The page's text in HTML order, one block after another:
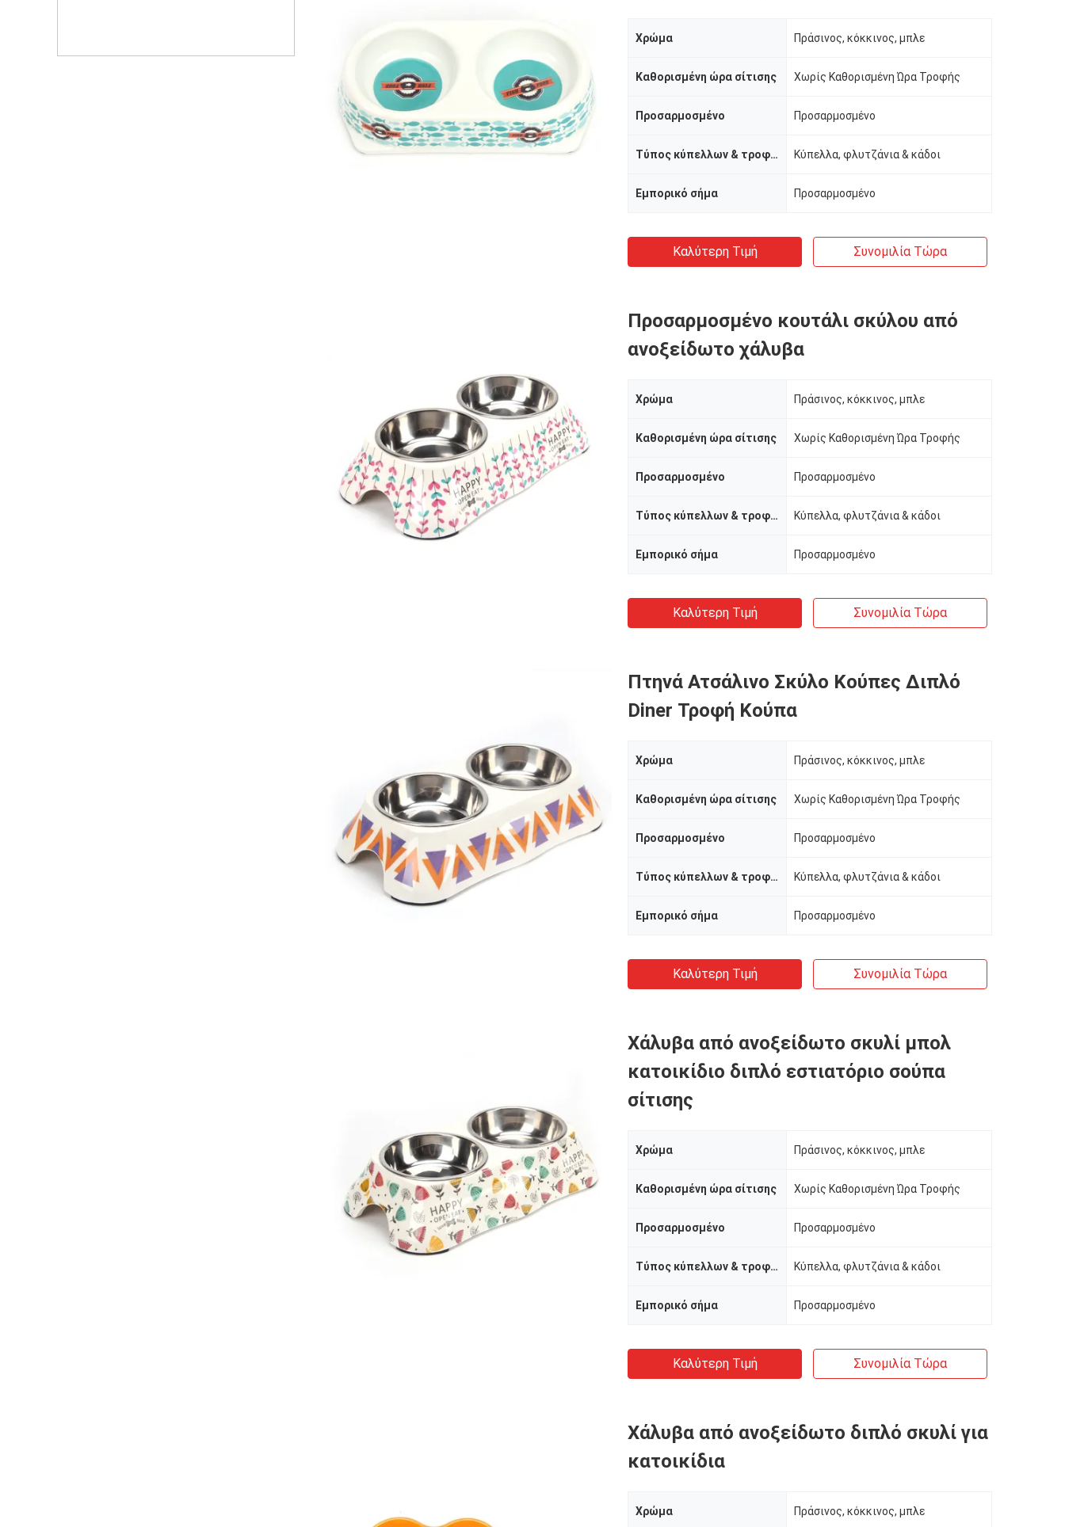
Χρώμα Πράσινος, κόκκινος, μπλε
Καθορισμένη ώρα σίτισης Χωρίς Καθορισμένη Ώρα Τροφής
Προσαρμοσμένο Προσαρμοσμένο
Τύπος κύπελλων & τροφοδοτών Κύπελλα, φλυτζάνια & κάδοι
Εμπορικό σήμα Προσαρμοσμένο
Καλύτερη Τιμή Συνομιλία Τώρα
Προσαρμοσμένο κουτάλι σκύλου από
ανοξείδωτο χάλυβα
Χρώμα Πράσινος, κόκκινος, μπλε
Καθορισμένη ώρα σίτισης Χωρίς Καθορισμένη Ώρα Τροφής
Προσαρμοσμένο Προσαρμοσμένο
Τύπος κύπελλων & τροφοδοτών Κύπελλα, φλυτζάνια & κάδοι
Εμπορικό σήμα Προσαρμοσμένο
Καλύτερη Τιμή Συνομιλία Τώρα
Πτηνά Ατσάλινο Σκύλο Κούπες Διπλό
Diner Τροφή Κούπα
Χρώμα Πράσινος, κόκκινος, μπλε
Καθορισμένη ώρα σίτισης Χωρίς Καθορισμένη Ώρα Τροφής
Προσαρμοσμένο Προσαρμοσμένο
Τύπος κύπελλων & τροφοδοτών Κύπελλα, φλυτζάνια & κάδοι
Εμπορικό σήμα Προσαρμοσμένο
Καλύτερη Τιμή Συνομιλία Τώρα
Χάλυβα από ανοξείδωτο σκυλί μπολ
κατοικίδιο διπλό εστιατόριο σούπα
σίτισης
Χρώμα Πράσινος, κόκκινος, μπλε
Καθορισμένη ώρα σίτισης Χωρίς Καθορισμένη Ώρα Τροφής
Προσαρμοσμένο Προσαρμοσμένο
Τύπος κύπελλων & τροφοδοτών Κύπελλα, φλυτζάνια & κάδοι
Εμπορικό σήμα Προσαρμοσμένο
Καλύτερη Τιμή Συνομιλία Τώρα
Χάλυβα από ανοξείδωτο διπλό σκυλί για
κατοικίδια
Χρώμα Πράσινος, κόκκινος, μπλε